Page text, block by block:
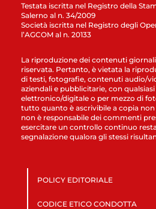
Testata iscritta nel Registro della
Salerno al n. 34/2009
Società iscritta nel Registro degli
l’AGCOM al n. 20133
La riproduzione dei contenuti
riservata. Pertanto, è vietata la
di testi, fotografie, contenuti audio/
aziendali e pubblicitarie, con
elettronico/digitale o per mezzo di
tutto quanto è ascrivibile a copia
non è responsabile dei commenti
esercitare un controllo continuo
segnalazione qualora gli stessi
POLICY EDITORIALE
CODICE ETICO CONDOTTA